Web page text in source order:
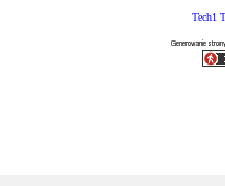
Tech1
Generowanie